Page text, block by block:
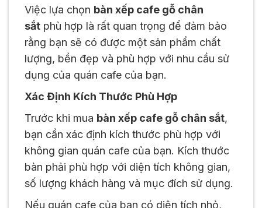
Việc lựa chọn bàn xếp cafe gỗ chân
sắt phù hợp là rất quan trọng để đảm bảo
rằng bạn sẽ có được một sản phẩm chất
lượng, bền đẹp và phù hợp với nhu cầu sử
dụng của quán cafe của bạn.
Xác Định Kích Thước Phù Hợp
Trước khi mua bàn xếp cafe gỗ chân sắt,
bạn cần xác định kích thước phù hợp với
không gian quán cafe của bạn. Kích thước
bàn phải phù hợp với diện tích không gian,
số lượng khách hàng và mục đích sử dụng.
Nếu quán cafe của bạn có diện tích nhỏ,